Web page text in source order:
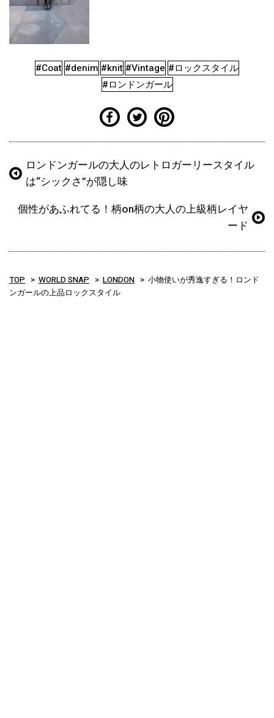
#Coat #denim #knit #Vintage #ロックスタイル
#ロンドンガール
ロンドンガールの大人のレトロガーリースタイル
は“シックさ”が隠し味
個性があふれてる！柄on柄の大人の上級柄レイヤ
ード
TOP WORLD SNAP LONDON
小物使いが秀逸すぎる！ロンド
ンガールの上品ロックスタイル